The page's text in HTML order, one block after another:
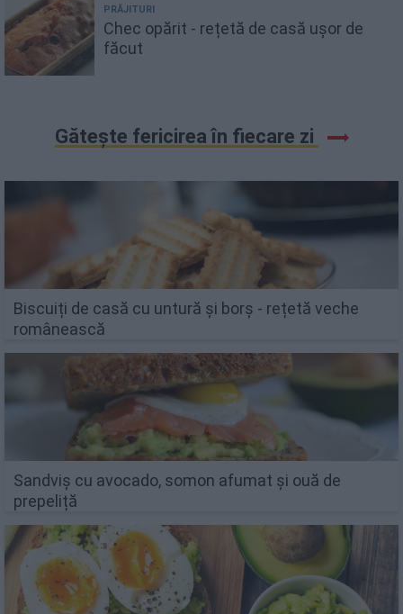
PRĂJITURI
Chec opărit - rețetă de casă ușor de
făcut
Gătește fericirea în fiecare zi
Biscuiți de casă cu untură și borș - rețetă veche
românească
Sandviș cu avocado, somon afumat și ouă de
prepeliță